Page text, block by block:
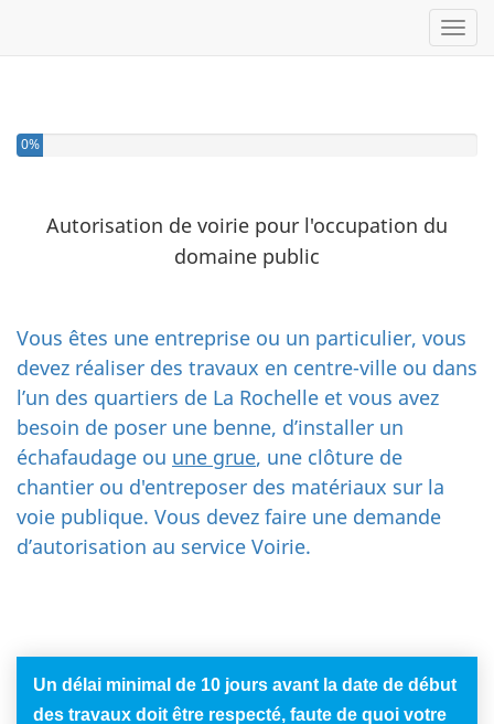
Vous avez complété 0% de ce questionnaire.
0%
Autorisation de voirie pour l'occupation du
domaine public
Vous êtes une entreprise ou un particulier, vous
devez réaliser des travaux en centre-ville ou dans
l’un des quartiers de La Rochelle et vous avez
besoin de poser une benne, d’installer un
échafaudage ou une grue, une clôture de
chantier ou d'entreposer des matériaux sur la
voie publique. Vous devez faire une demande
d’autorisation au service Voirie.
Un délai minimal de 10 jours avant la date de début
des travaux doit être respecté, faute de quoi votre